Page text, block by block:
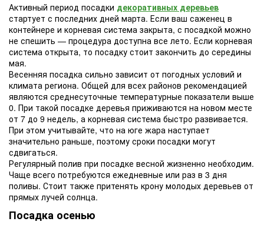
Активный период посадки декоративных деревьев
стартует с последних дней марта. Если ваш саженец в
контейнере и корневая система закрыта, с посадкой можно
не спешить — процедура доступна все лето. Если корневая
система открыта, то посадку стоит закончить до середины
мая.
Весенняя посадка сильно зависит от погодных условий и
климата региона. Общей для всех районов рекомендацией
являются среднесуточные температурные показатели выше
0. При такой посадке деревья приживаются на новом месте
от 7 до 9 недель, а корневая система быстро развивается.
При этом учитывайте, что на юге жара наступает
значительно раньше, поэтому сроки посадки могут
сдвигаться.
Регулярный полив при посадке весной жизненно необходим.
Чаще всего потребуются ежедневные или раз в 3 дня
поливы. Стоит также притенять крону молодых деревьев от
прямых лучей солнца.
Посадка осенью